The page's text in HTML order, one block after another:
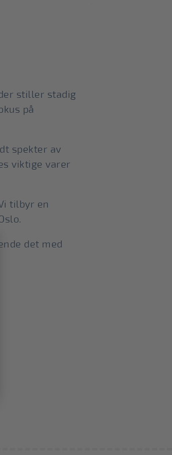
stiller stadig
på
spekter av
viktige varer
tilbyr en
det med